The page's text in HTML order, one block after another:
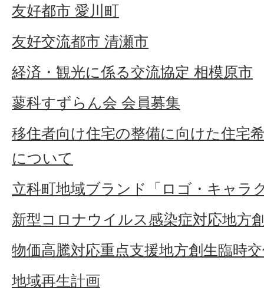
友好都市 愛川町
友好交流都市 清瀬市
経済・観光に係る交流協定 相模原市
蓼科すずらん会 会員募集
移住者向け住宅の整備に向けた住宅
について
立科町地域ブランド「ロゴ・キャラ
新型コロナウイルス感染症対応地方
物価高騰対応重点支援地方創生臨時
地域再生計画